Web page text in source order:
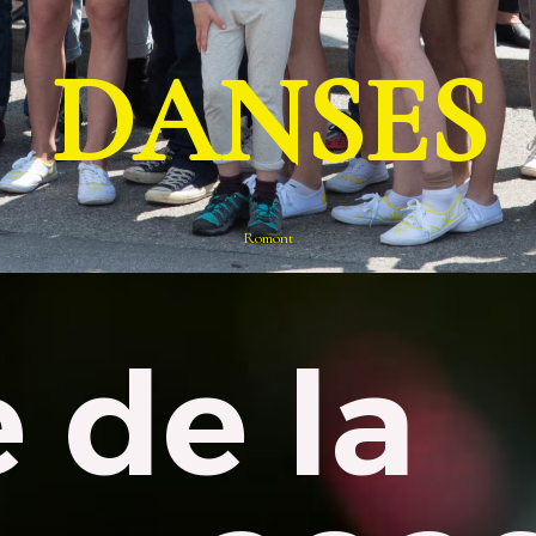
DANSES
Romont
de la